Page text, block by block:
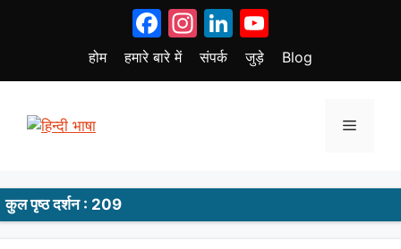
Facebook
Instagram
LinkedIn
होम हमारे बारे में संपर्क जुड़े Blog
Menu
कुल पृष्ठ दर्शन : 209